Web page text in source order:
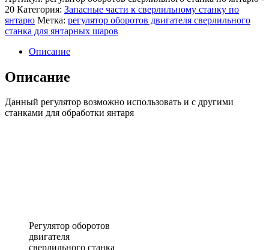
20 Категория: Запасные части к сверлильному станку по
янтарю Метка: регулятор оборотов двигателя сверлильного
станка для янтарных шаров
Описание
Описание
Данный регулятор возможно использовать и с другими
станками для обработки янтаря
Регулятор оборотов
двигателя
сверлильного станка